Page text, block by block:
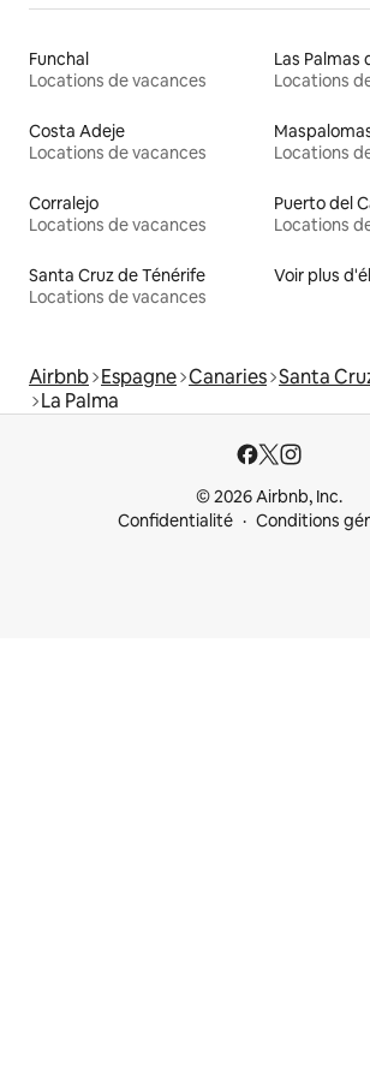
Funchal
Locations de vacances
Las Palmas
Locations
Costa Adeje
Locations de vacances
Locations
Corralejo
Locations de vacances
Puerto del
Locations
Santa Cruz de Ténérife
Locations de vacances
Voir plus
Airbnb Espagne Canaries Santa
La Palma
© 2026 Airbnb, Inc.
Confidentialité
Conditions